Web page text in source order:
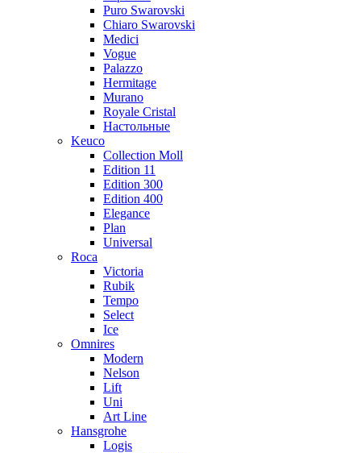
Puro Swarovski
Chiaro Swarovski
Medici
Vogue
Palazzo
Hermitage
Murano
Royale Cristal
Настольные
Keuco
Collection Moll
Edition 11
Edition 300
Edition 400
Elegance
Plan
Universal
Roca
Victoria
Rubik
Tempo
Select
Ice
Omnires
Modern
Nelson
Lift
Uni
Art Line
Hansgrohe
Logis